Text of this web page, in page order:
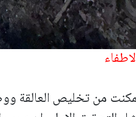
من تخليص العالقة